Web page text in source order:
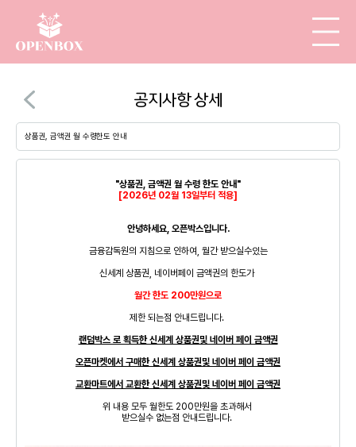
공지사항 상세
상품권, 금액권 월 수령한도 안내
"상품권, 금액권 월 수령 한도 안내"
[2026년 02월 13일부터 적용]
안녕하세요, 오픈박스입니다.
금융감독원의 지침으로 인하여, 월간 받으실수있는
신세계 상품권, 네이버페이 금액권의 한도가
월간 한도 200만원으로
제한 되는점 안내드립니다.
랜덤박스 로 획득한 신세계 상품권및 네이버 페이 금액권
오픈마켓에서 구매한 신세계 상품권및 네이버 페이 금액권
교환마트에서 교환한 신세계 상품권및 네이버 페이 금액권
위 내용 모두 월한도 200만원을 초과해서
받으실수 없는점 안내드립니다.